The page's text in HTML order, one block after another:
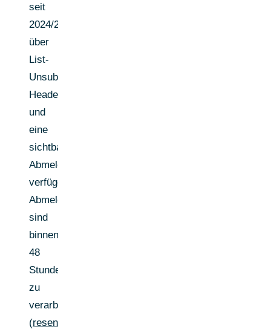
seit
2024/2025
über
List-
Unsubscribe-
Header
und
eine
sichtbare
Abmeldemöglichkeit
verfügen;
Abmeldungen
sind
binnen
48
Stunden
zu
verarbeiten.
(resend.com